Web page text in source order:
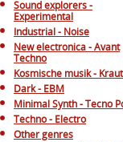
Sound explorers -
Experimental
Industrial - Noise
New electronica - Avant
Techno
Kosmische musik -
Dark - EBM
Minimal Synth - Tecno
Techno - Electro
Other genres